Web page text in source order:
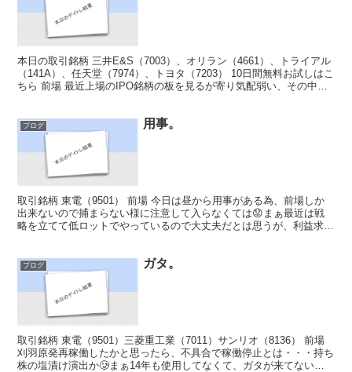
本日の取引銘柄 三井E&S（7003）、オリラン（4661）、トライアル
（141A）、任天堂（7974）、トヨタ（7203） 10日間無料お試しはこ
ちら 前場 最近上場のIPO銘柄の板を見るが寄り気配弱い、その中で
ブログ 用事。
取引銘柄 東電（9501） 前場 今日は昼から用事がある為、前場しか
出来ないので捕まらない様に注意して入らなくては😟まぁ最近は戦
略を立てて低ロットでやっているので大丈夫だとは思うが、利益求め
ブログ ガタ。
取引銘柄 東電（9501）三菱重工業（7011）サンリオ（8136） 前場
刈羽原発再稼働したかと思ったら、不具合で稼働停止とは・・・持ち
株の塩漬け演出か🥲まぁ14年も使用してなくて、ガタが来てない方